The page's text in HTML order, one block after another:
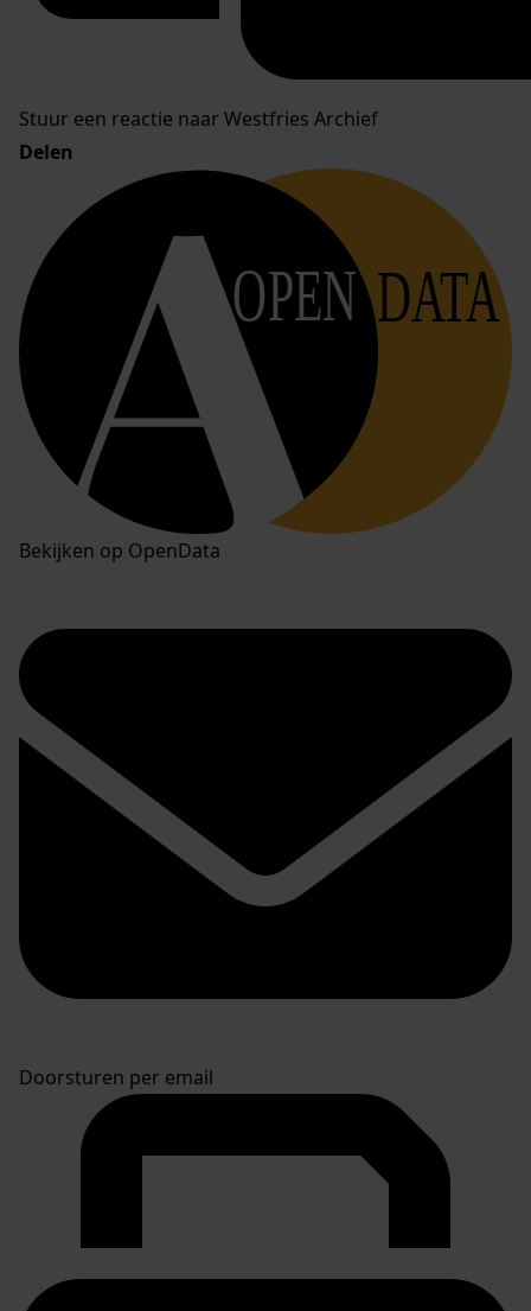
Stuur een reactie naar Westfries Archief
Delen
OPEN DATA
Bekijken op OpenData
Doorsturen per email